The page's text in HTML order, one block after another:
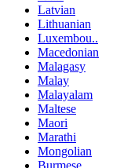
Latvian
Lithuanian
Luxembou..
Macedonian
Malagasy
Malay
Malayalam
Maltese
Maori
Marathi
Mongolian